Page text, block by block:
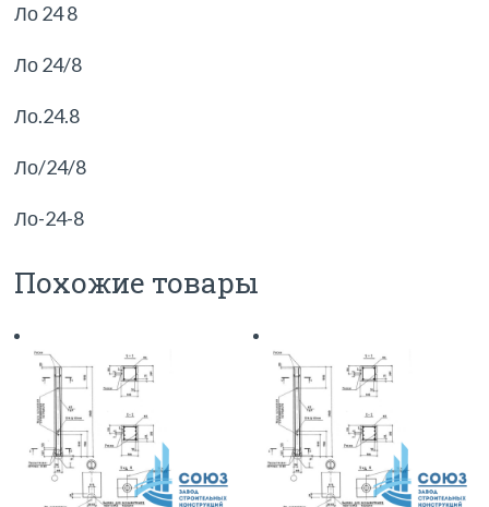
Ло 24 8
Ло 24/8
Ло.24.8
Ло/24/8
Ло-24-8
Похожие товары